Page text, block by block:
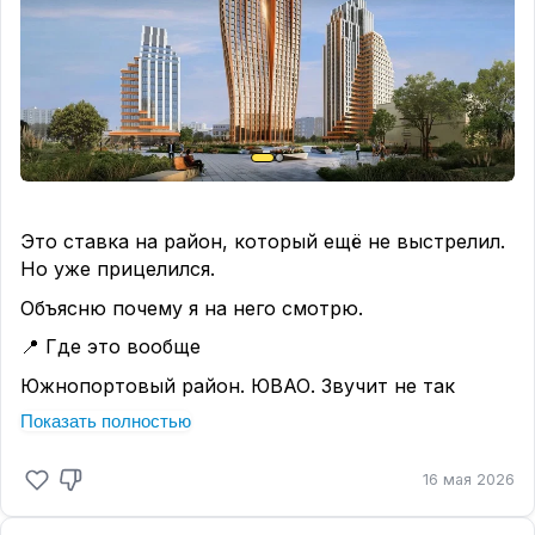
Это ставка на район, который ещё не выстрелил.
Но уже прицелился.
Объясню почему я на него смотрю.
📍 Где это вообще
Южнопортовый район. ЮВАО. Звучит не так
сексуально, как Хамовники.
— 3,5 км от Кремля
— 9 минут пешком до метро Дубровка
— 5 минут на машине до ТТК
Показать полностью
16 мая 2026